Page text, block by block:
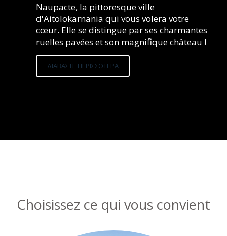
Naupacte, la pittoresque ville
d'Aitolokarnania qui vous volera votre
cœur. Elle se distingue par ses charmantes
ruelles pavées et son magnifique château !
ΔΙΑΒΑΣΤΕ ΠΕΡΙΣΣΟΤΕΡΑ
Choisissez ce qui vous convient